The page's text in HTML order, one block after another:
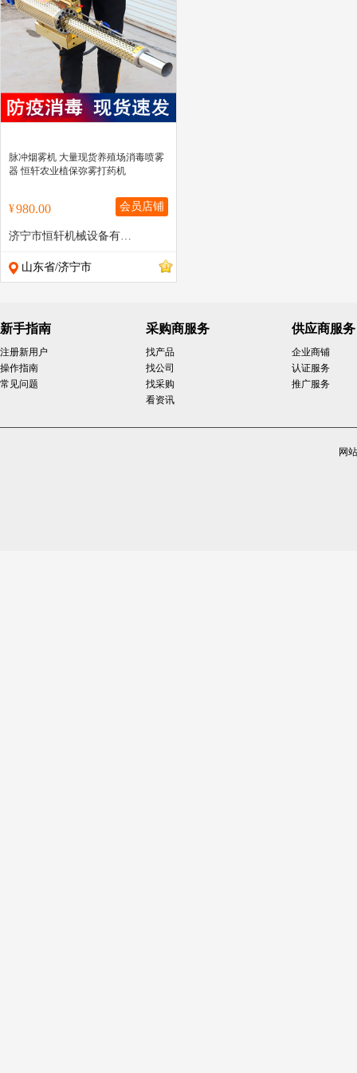
脉冲烟雾机 大量现货养殖场消毒喷雾
器 恒轩农业植保弥雾打药机
¥980.00 会员店铺
济宁市恒轩机械设备有限公司
山东省/济宁市
新手指南
注册新用户
操作指南
常见问题
采购商服务
找产品
找公司
找采购
看资讯
供应商服务
企业商铺
认证服务
推广服务
网